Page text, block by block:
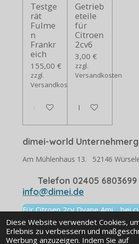
Diese Website verwendet Cookies,
Erlebnis zu verbessern und
Werbung anzuzeigen. Indem Sie auf
Testge
rät
Fulme
n
Frankr
eich
155,00 €
zzgl.
Versandkosten
In den Warenkorb
Getrieb
eteile
für
Citroen
2cv6
3,00 €
zzgl.
Versandkosten
In den Warenkorb
dimei-world
Am Mühlenhaus 13. 52146
Telefon 02405
info@dimei.de
Für Citroen 2cv Dyane Ami. bei
Viele Ersatzteile
© 2025 dimei-world.store